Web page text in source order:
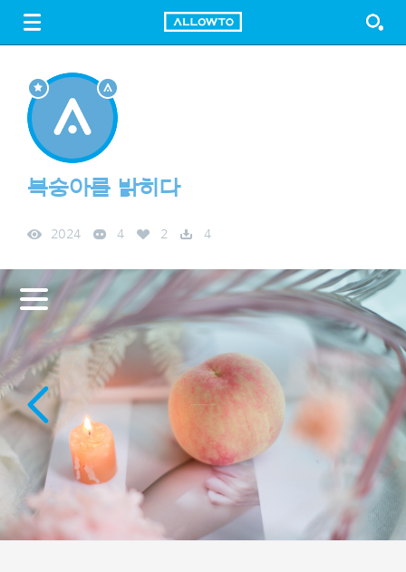
FREE DOWNLOAD
복숭아를 밝히다
2024 4 2 4